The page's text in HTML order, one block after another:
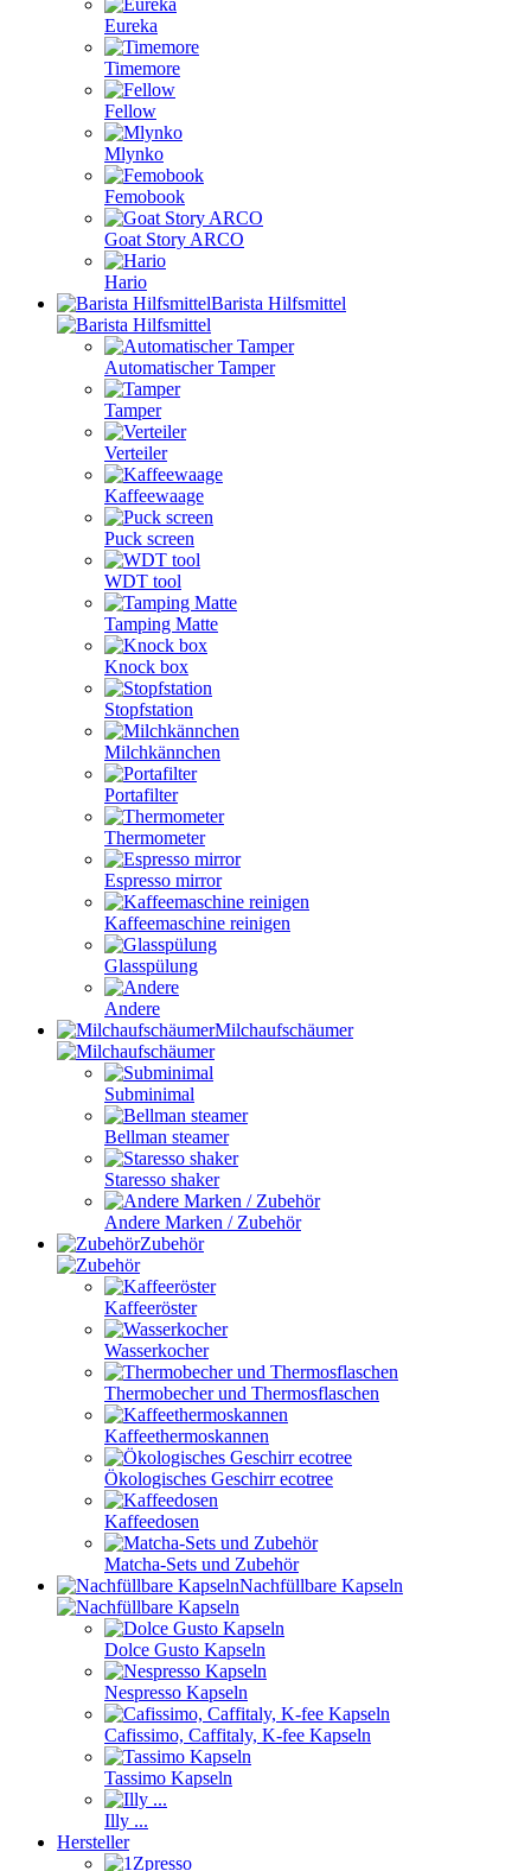
Eureka
Timemore
Fellow
Mlynko
Femobook
Goat Story ARCO
Hario
Barista Hilfsmittel
Automatischer Tamper
Tamper
Verteiler
Kaffeewaage
Puck screen
WDT tool
Tamping Matte
Knock box
Stopfstation
Milchkännchen
Portafilter
Thermometer
Espresso mirror
Kaffeemaschine reinigen
Glasspülung
Andere
Milchaufschäumer
Subminimal
Bellman steamer
Staresso shaker
Andere Marken / Zubehör
Zubehör
Kaffeeröster
Wasserkocher
Thermobecher und Thermosflaschen
Kaffeethermoskannen
Ökologisches Geschirr ecotree
Kaffeedosen
Matcha-Sets und Zubehör
Nachfüllbare Kapseln
Dolce Gusto Kapseln
Nespresso Kapseln
Cafissimo, Caffitaly, K-fee Kapseln
Tassimo Kapseln
Illy ...
Hersteller